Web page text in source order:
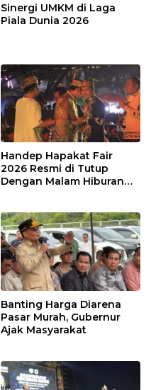
Sinergi UMKM di Laga
Piala Dunia 2026
Handep Hapakat Fair
2026 Resmi di Tutup
Dengan Malam Hiburan
Banting Harga Diarena
Pasar Murah, Gubernur
Ajak Masyarakat